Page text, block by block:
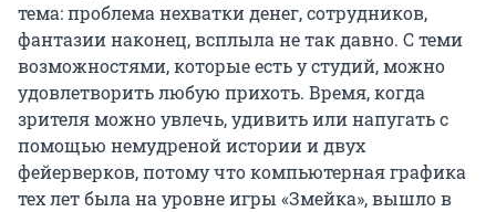
тема: проблема нехватки денег, сотрудников,
фантазии наконец, всплыла не так давно. С теми
возможностями, которые есть у студий, можно
удовлетворить любую прихоть. Время, когда
зрителя можно увлечь, удивить или напугать с
помощью немудреной истории и двух
фейерверков, потому что компьютерная графика
тех лет была на уровне игры «Змейка», вышло в